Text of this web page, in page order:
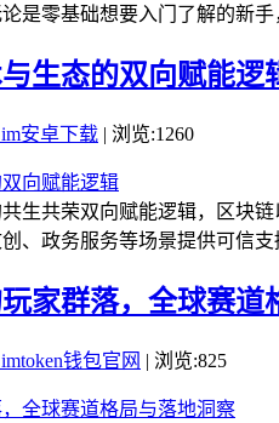
是零基础想要入门了解的新
生态的双向赋能逻
安卓下载 | 浏览:1260
生共荣双向赋能逻辑，区块
、政务服务等场景提供可信
家群落，全球赛道
钱包官网 | 浏览:825